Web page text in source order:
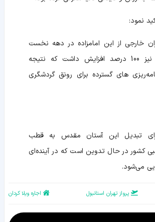
نمود:
خارجی از این امامزاده در دهه نخست
محرم امسال نیز 100 درصد افزایش داشت که نتیجه
های گسترده برای رونق گردشگری
برای تبدیل این آستان مقدس به قطب
کشور در حال تدوین است که در آینده‌ای
می‌شود.
پرواز تهران استانبول اجاره ویلا کردان